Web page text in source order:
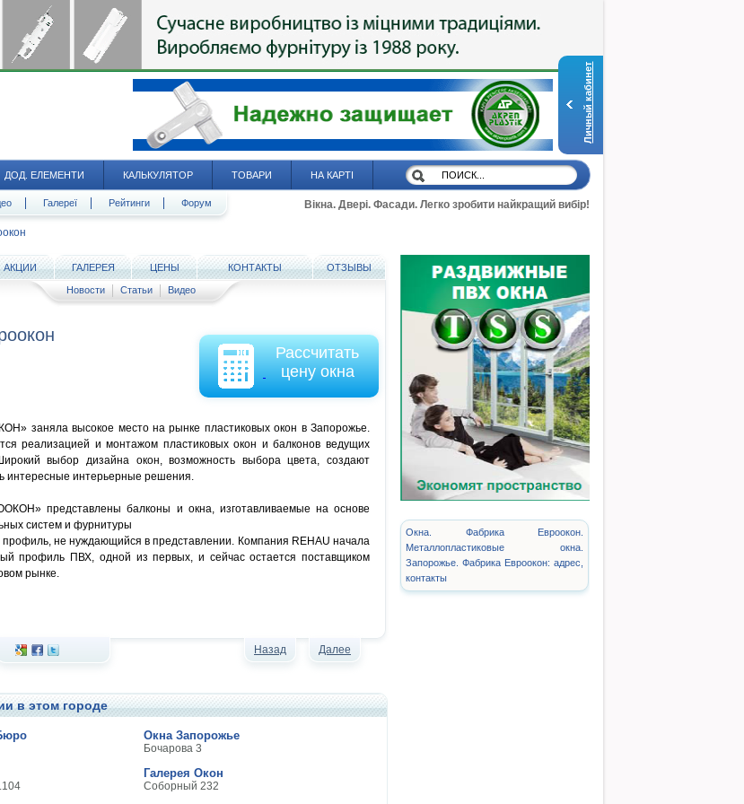
Личный кабинет
ДОД. ЕЛЕМЕНТИ КАЛЬКУЛЯТОР ТОВАРИ НА КАРТІ
Галереї Рейтинги Форум Вікна. Двері. Фасади. Легко зробити найкращий вибір!
АКЦИИ ГАЛЕРЕЯ ЦЕНЫ КОНТАКТЫ ОТЗЫВЫ
Новости Статьи Видео
Рассчитать
цену окна
заняла высокое место на рынке пластиковых окон в Запорожье.
реализацией и монтажом пластиковых окон и балконов ведущих
выбор дизайна окон, возможность выбора цвета, создают
интересные интерьерные решения.
представлены балконы и окна, изготавливаемые на основе
систем и фурнитуры
профиль, не нуждающийся в представлении. Компания REHAU начала
профиль ПВХ, одной из первых, и сейчас остается поставщиком
рынке.
Назад Далее
в этом городе
Окна Запорожье
Бочарова 3
Галерея Окон
Соборный 232
Окна. Фабрика Евроокон.
Металлопластиковые окна.
Запорожье. Фабрика Евроокон: адрес,
контакты